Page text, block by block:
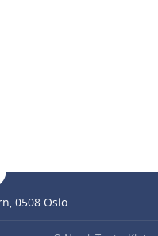
0508 Oslo